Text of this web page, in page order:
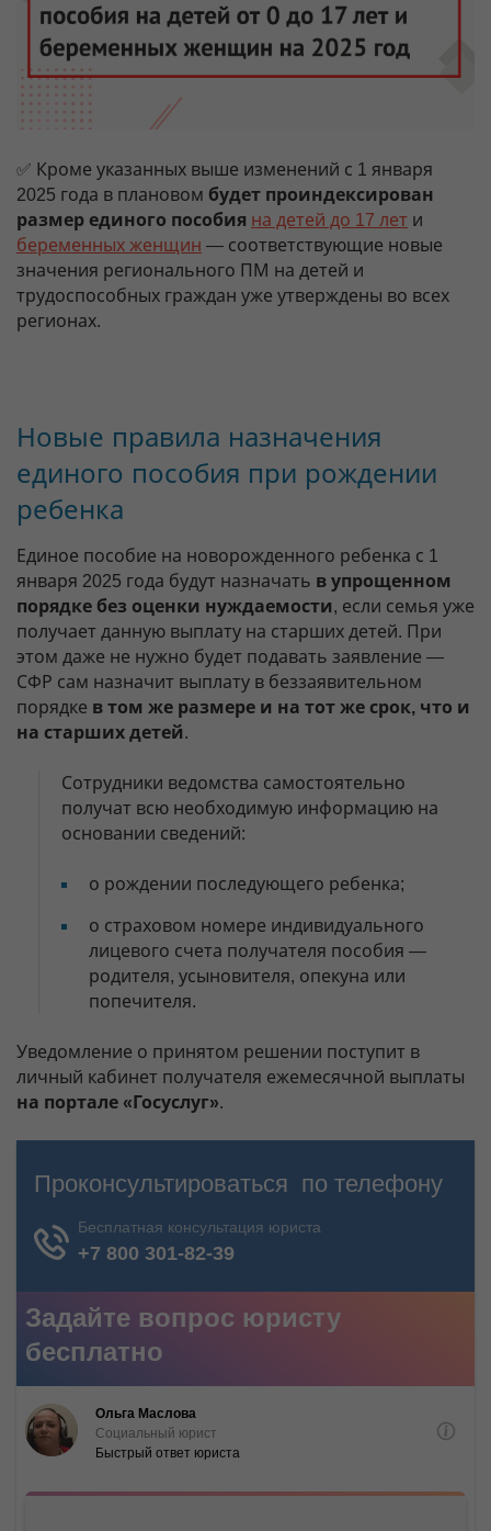
✅ Кроме указанных выше изменений с 1 января
2025 года в плановом будет проиндексирован
размер единого пособия на детей до 17 лет и
беременных женщин — соответствующие новые
значения регионального ПМ на детей и
трудоспособных граждан уже утверждены во всех
регионах.
Новые правила назначения
единого пособия при рождении
ребенка
Единое пособие на новорожденного ребенка с 1
января 2025 года будут назначать в упрощенном
порядке без оценки нуждаемости, если семья уже
получает данную выплату на старших детей. При
этом даже не нужно будет подавать заявление —
СФР сам назначит выплату в беззаявительном
порядке в том же размере и на тот же срок, что и
на старших детей.
Сотрудники ведомства самостоятельно
получат всю необходимую информацию на
основании сведений:
о рождении последующего ребенка;
о страховом номере индивидуального
лицевого счета получателя пособия —
родителя, усыновителя, опекуна или
попечителя.
Уведомление о принятом решении поступит в
личный кабинет получателя ежемесячной выплаты
на портале «Госуслуг».